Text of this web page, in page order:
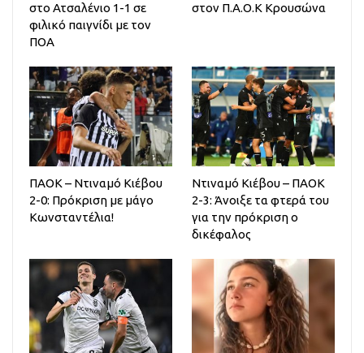
στο Ατσαλένιο 1-1 σε
φιλικό παιγνίδι με τον
ΠΟΑ
στον Π.Α.Ο.Κ Κρουσώνα
ΠΑΟΚ – Ντιναμό Κιέβου
2-0: Πρόκριση με μάγο
Κωνσταντέλια!
Ντιναμό Κιέβου – ΠΑΟΚ
2-3: Άνοιξε τα φτερά του
για την πρόκριση ο
δικέφαλος